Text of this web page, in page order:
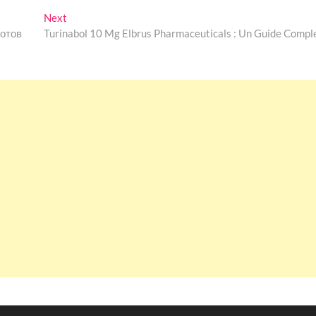
Next
post:
Turinabol 10 Mg Elbrus Pharmaceuticals : Un Guide